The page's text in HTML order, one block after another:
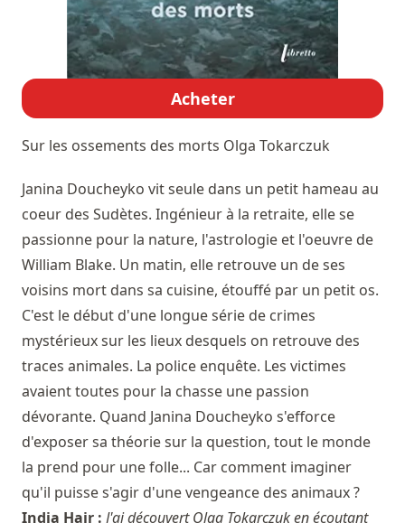
Acheter
Sur les ossements des morts Olga Tokarczuk
Janina Doucheyko vit seule dans un petit hameau au
coeur des Sudètes. Ingénieur à la retraite, elle se
passionne pour la nature, l'astrologie et l'oeuvre de
William Blake. Un matin, elle retrouve un de ses
voisins mort dans sa cuisine, étouffé par un petit os.
C'est le début d'une longue série de crimes
mystérieux sur les lieux desquels on retrouve des
traces animales. La police enquête. Les victimes
avaient toutes pour la chasse une passion
dévorante. Quand Janina Doucheyko s'efforce
d'exposer sa théorie sur la question, tout le monde
la prend pour une folle... Car comment imaginer
qu'il puisse s'agir d'une vengeance des animaux ?
India Hair : J'ai découvert Olga Tokarczuk en écoutant